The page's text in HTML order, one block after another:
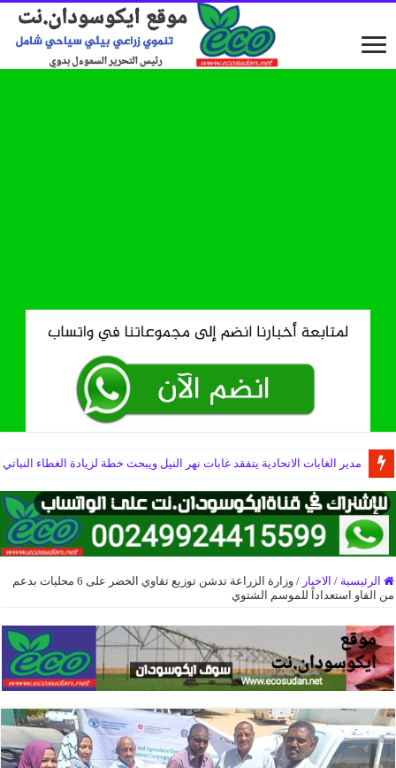
مدير الغابات الاتحادية يتفقد غابات نهر النيل ويبحث خطة لزيادة الغطاء النباتي
الرئيسية / الاخبار /
وزارة الزراعة تدشن توزيع تقاوي الخضر على 6 محليات بدعم
من الفاو استعداداً للموسم الشتوي